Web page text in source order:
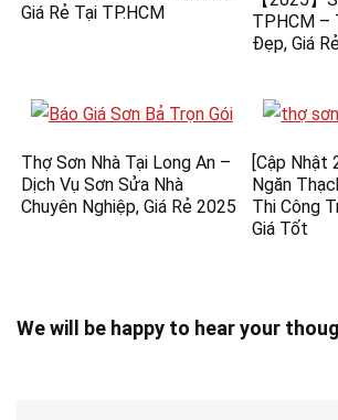
Giá Rẻ Tại TP.HCM
TPHCM –
Đẹp, Giá
Thợ Sơn Nhà Tại Long An –
Dịch Vụ Sơn Sửa Nhà
Chuyên Nghiệp, Giá Rẻ 2025
[Cập Nhật
Ngăn
Thi Công
Giá Tốt
We will be happy to hear your